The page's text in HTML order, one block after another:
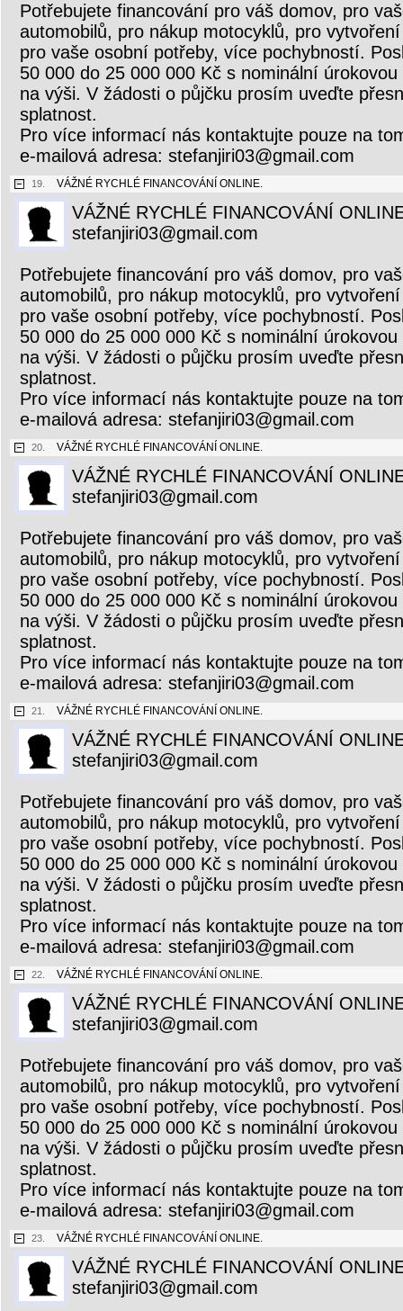
Potřebujete financování pro váš domov, pro
automobilů, pro nákup motocyklů, pro
pro vaše osobní potřeby, více pochybností.
50 000 do 25 000 000 Kč s nominální
na výši. V žádosti o půjčku prosím uveďte
splatnost.
Pro více informací nás kontaktujte pouze na
e-mailová adresa: stefanjiri03@gmail.com
19. VÁŽNÉ RYCHLÉ FINANCOVÁNÍ ONLINE.
VÁŽNÉ RYCHLÉ FINANCOVÁNÍ
stefanjiri03@gmail.com
Potřebujete financování pro váš domov, pro
automobilů, pro nákup motocyklů, pro
pro vaše osobní potřeby, více pochybností.
50 000 do 25 000 000 Kč s nominální
na výši. V žádosti o půjčku prosím uveďte
splatnost.
Pro více informací nás kontaktujte pouze na
e-mailová adresa: stefanjiri03@gmail.com
20. VÁŽNÉ RYCHLÉ FINANCOVÁNÍ ONLINE.
VÁŽNÉ RYCHLÉ FINANCOVÁNÍ
stefanjiri03@gmail.com
Potřebujete financování pro váš domov, pro
automobilů, pro nákup motocyklů, pro
pro vaše osobní potřeby, více pochybností.
50 000 do 25 000 000 Kč s nominální
na výši. V žádosti o půjčku prosím uveďte
splatnost.
Pro více informací nás kontaktujte pouze na
e-mailová adresa: stefanjiri03@gmail.com
21. VÁŽNÉ RYCHLÉ FINANCOVÁNÍ ONLINE.
VÁŽNÉ RYCHLÉ FINANCOVÁNÍ
stefanjiri03@gmail.com
Potřebujete financování pro váš domov, pro
automobilů, pro nákup motocyklů, pro
pro vaše osobní potřeby, více pochybností.
50 000 do 25 000 000 Kč s nominální
na výši. V žádosti o půjčku prosím uveďte
splatnost.
Pro více informací nás kontaktujte pouze na
e-mailová adresa: stefanjiri03@gmail.com
22. VÁŽNÉ RYCHLÉ FINANCOVÁNÍ ONLINE.
VÁŽNÉ RYCHLÉ FINANCOVÁNÍ
stefanjiri03@gmail.com
Potřebujete financování pro váš domov, pro
automobilů, pro nákup motocyklů, pro
pro vaše osobní potřeby, více pochybností.
50 000 do 25 000 000 Kč s nominální
na výši. V žádosti o půjčku prosím uveďte
splatnost.
Pro více informací nás kontaktujte pouze na
e-mailová adresa: stefanjiri03@gmail.com
23. VÁŽNÉ RYCHLÉ FINANCOVÁNÍ ONLINE.
VÁŽNÉ RYCHLÉ FINANCOVÁNÍ
stefanjiri03@gmail.com